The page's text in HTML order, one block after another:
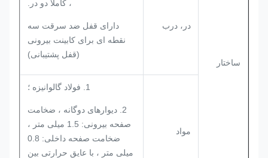
ساختار
در، درب
، کاملاً دو در.
دارای قفل ضد سرقت سه
نقطه ای برای کابینت بیرونی
(قفل پشتیبانی)
مواد
1. فولاد گالوانیزه ؛
2. دیوارهای دوگانه ، ضخامت
صفحه بیرونی: 1.5 میلی متر ،
ضخامت صفحه داخلی: 0.8
میلی متر ، با عایق حرارتی بین